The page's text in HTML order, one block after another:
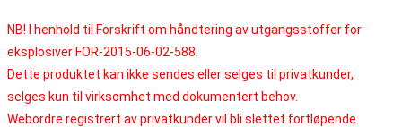
NB! I henhold til Forskrift om håndtering av utgangsstoffer for
eksplosiver FOR-2015-06-02-588.
Dette produktet kan ikke sendes eller selges til privatkunder,
selges kun til virksomhet med dokumentert behov.
Webordre registrert av privatkunder vil bli slettet fortløpende.